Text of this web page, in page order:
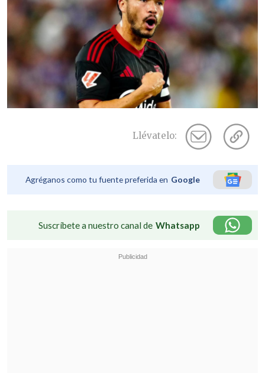
Llévatelo:
Agréganos como tu fuente preferida en Google
Suscríbete a nuestro canal de Whatsapp